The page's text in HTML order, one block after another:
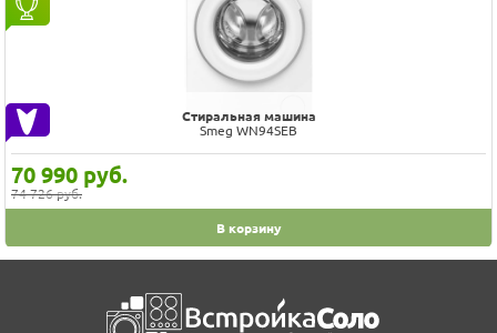
Стиральная машина
Smeg WN94SEB
70 990 руб.
74 726 руб.
В корзину